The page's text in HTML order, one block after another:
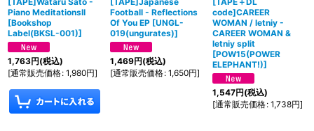
Piano MeditationsII
[Bookshop
Label(BKSL-001)]
1,763円(税込)
[通常販売価格: 1,980円]
Football - Reflections
Of You EP [UNGL-
019(ungurates)]
1,469円(税込)
[通常販売価格: 1,650円]
code]CAREER
WOMAN / letniy -
CAREER WOMAN &
letniy split
[POW15(POWER
ELEPHANT!)]
1,547円(税込)
[通常販売価格: 1,738円]